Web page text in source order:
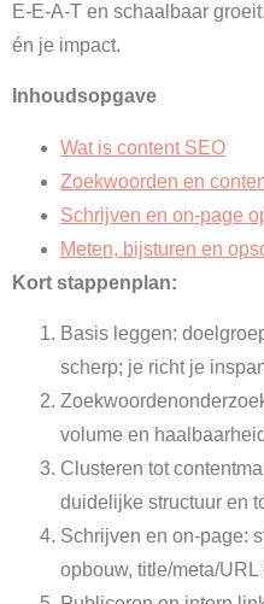
E-E-A-T en schaalbaar
én je impact.
Inhoudsopgave
Wat is content SEO
Zoekwoorden en
Schrijven en on-page
Meten, bijsturen en
Kort stappenplan:
Basis leggen:
scherp; je richt je
volume en haalbaarheid
Clusteren tot
duidelijke structuur en
Schrijven en on-page:
opbouw, title/meta/